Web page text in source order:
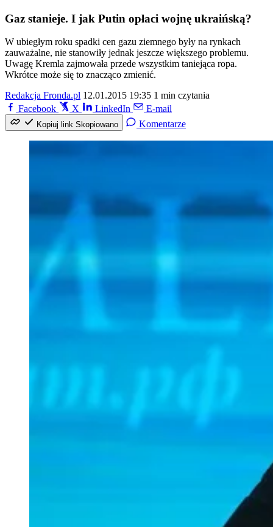
Gaz stanieje. I jak Putin opłaci wojnę ukraińską?
W ubiegłym roku spadki cen gazu ziemnego były na rynkach
zauważalne, nie stanowiły jednak jeszcze większego problemu.
Uwagę Kremla zajmowała przede wszystkim taniejąca ropa.
Wkrótce może się to znacząco zmienić.
Redakcja Fronda.pl 12.01.2015 19:35 1 min czytania
Facebook
X LinkedIn E-mail
Kopiuj link Skopiowano Komentarze